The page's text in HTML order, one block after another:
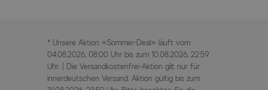
* Unsere Aktion «Sommer-Deal» läuft vom
04.08.2026, 08:00 Uhr bis zum 10.08.2026, 22:59
Uhr. | Die Versandkostenfrei-Aktion gilt nur für
innerdeutschen Versand. Aktion gültig bis zum